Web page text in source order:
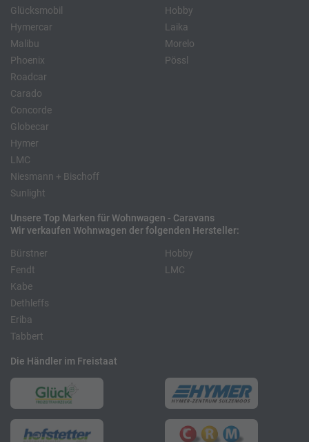
Glücksmobil
Hymercar
Malibu
Phoenix
Roadcar
Hobby
Laika
Morelo
Pössl
Carado
Concorde
Globecar
Hymer
LMC
Niesmann + Bischoff
Sunlight
Unsere Top Marken für Wohnwagen - Caravans
Wir verkaufen Wohnwagen der folgenden Hersteller:
Bürstner
Fendt
Kabe
Hobby
LMC
Dethleffs
Eriba
Tabbert
Die Händler im Freistaat